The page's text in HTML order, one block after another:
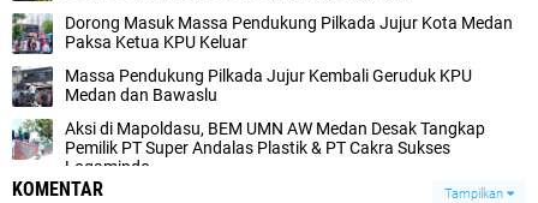
Dorong Masuk Massa Pendukung Pilkada Jujur Kota Medan
Paksa Ketua KPU Keluar
Massa Pendukung Pilkada Jujur Kembali Geruduk KPU
Medan dan Bawaslu
Aksi di Mapoldasu, BEM UMN AW Medan Desak Tangkap
Pemilik PT Super Andalas Plastik & PT Cakra Sukses
Logamindo
KOMENTAR Tampilkan